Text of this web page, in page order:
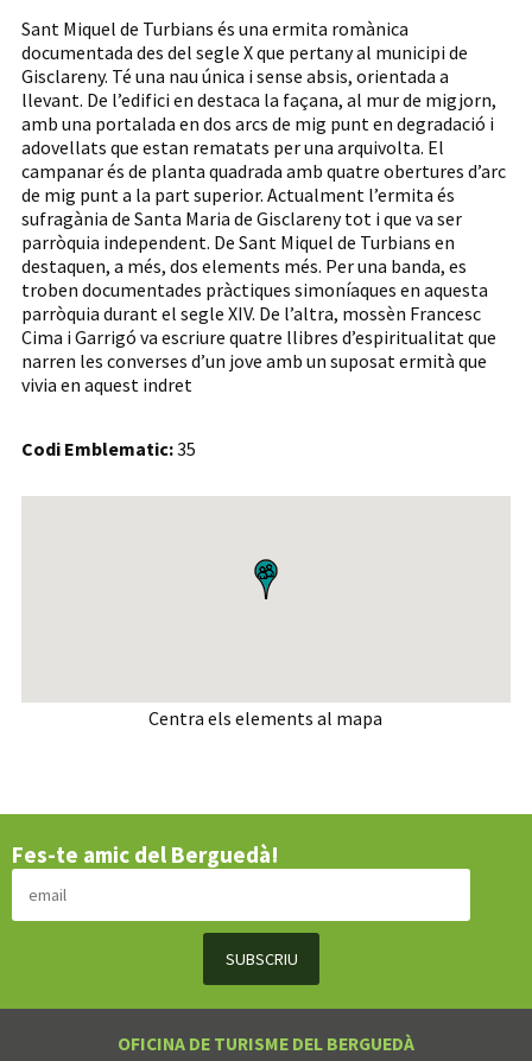
Sant Miquel de Turbians és una ermita romànica
documentada des del segle X que pertany al municipi de
Gisclareny. Té una nau única i sense absis, orientada a
llevant. De l’edifici en destaca la façana, al mur de migjorn,
amb una portalada en dos arcs de mig punt en degradació i
adovellats que estan rematats per una arquivolta. El
campanar és de planta quadrada amb quatre obertures d’arc
de mig punt a la part superior. Actualment l’ermita és
sufragània de Santa Maria de Gisclareny tot i que va ser
parròquia independent. De Sant Miquel de Turbians en
destaquen, a més, dos elements més. Per una banda, es
troben documentades pràctiques simoníaques en aquesta
parròquia durant el segle XIV. De l’altra, mossèn Francesc
Cima i Garrigó va escriure quatre llibres d’espiritualitat que
narren les converses d’un jove amb un suposat ermità que
vivia en aquest indret
Codi Emblematic:35
Centra els elements al mapa
Fes-te amic del Berguedà!
OFICINA DE TURISME DEL BERGUEDÀ